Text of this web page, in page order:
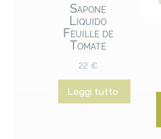
Sapone
Liquido
Feuille de
Tomate
22 €
Leggi tutto